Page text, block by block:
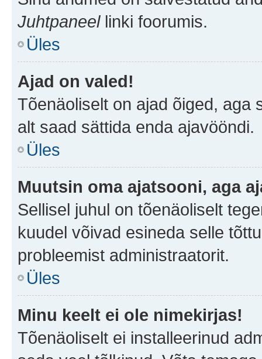
Juhtpaneellinki foorumis.
Üles
Ajad on valed!
Tõenäoliselt on ajad õiged, aga
alt saad sättida enda ajavööndi.
Üles
Muutsin oma ajatsooni, aga
Sellisel juhul on tõenäoliselt
kuudel võivad esineda selle
probleemist administraatorit.
Üles
Minu keelt ei ole nimekirjas!
Tõenäoliselt ei installeerinud